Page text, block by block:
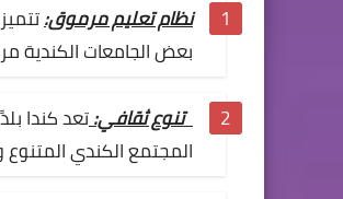
نظام تعليم مرموق:
بعض الجامعات الكندية
تنوع ثقافي:تعد كندا
المجتمع الكندي